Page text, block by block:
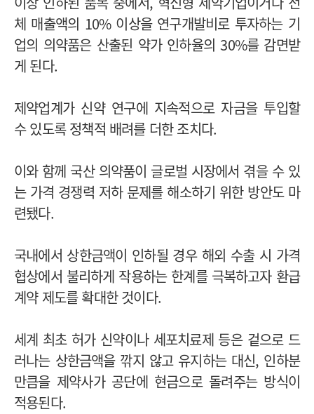
체 매출액의 10% 이상을 연구개발비로 투자하는 기
업의 의약품은 산출된 약가 인하율의 30%를 감면받
게 된다.
제약업계가 신약 연구에 지속적으로 자금을 투입할
수 있도록 정책적 배려를 더한 조치다.
이와 함께 국산 의약품이 글로벌 시장에서 겪을 수 있
는 가격 경쟁력 저하 문제를 해소하기 위한 방안도 마
련됐다.
국내에서 상한금액이 인하될 경우 해외 수출 시 가격
협상에서 불리하게 작용하는 한계를 극복하고자 환급
계약 제도를 확대한 것이다.
세계 최초 허가 신약이나 세포치료제 등은 겉으로 드
러나는 상한금액을 깎지 않고 유지하는 대신, 인하분
만큼을 제약사가 공단에 현금으로 돌려주는 방식이
적용된다.